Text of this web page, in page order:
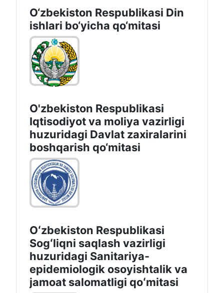
O‘zbekiston Respublikаsi Din
ishlаri bo‘yichа qo‘mitаsi
O'zbekiston Respublikasi
Iqtisodiyot va moliya vazirligi
huzuridаgi Dаvlаt zаxirаlаrini
boshqаrish qo‘mitаsi
Oʻzbekiston Respublikasi
Sogʻliqni saqlash vazirligi
huzuridagi Sanitariya-
epidemiologik osoyishtalik va
jamoat salomatligi qoʻmitasi